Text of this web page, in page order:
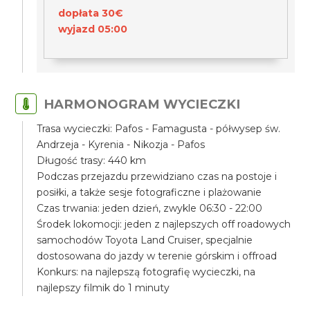
dopłata 30€
wyjazd 05:00
HARMONOGRAM WYCIECZKI
Trasa wycieczki: Pafos - Famagusta - półwysep św.
Andrzeja - Kyrenia - Nikozja - Pafos
Długość trasy: 440 km
Podczas przejazdu przewidziano czas na postoje i
posiłki, a także sesje fotograficzne i plażowanie
Czas trwania: jeden dzień, zwykle 06:30 - 22:00
Środek lokomocji: jeden z najlepszych off roadowych
samochodów Toyota Land Cruiser, specjalnie
dostosowana do jazdy w terenie górskim i offroad
Konkurs: na najlepszą fotografię wycieczki, na
najlepszy filmik do 1 minuty